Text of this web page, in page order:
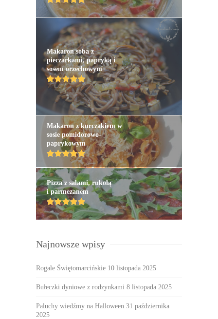
Makaron soba z
pieczarkami, papryką i
sosem orzechowym
Makaron z kurczakiem w
sosie pomidorowo-
paprykowym
Pizza z salami, rukolą
i parmezanem
Najnowsze wpisy
Rogale Świętomarcińskie 10 listopada 2025
Bułeczki dyniowe z rodzynkami 8 listopada 2025
Paluchy wiedźmy na Halloween 31 października
2025